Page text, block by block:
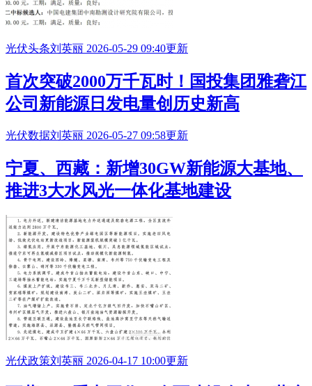
光伏头条刘英丽 2026-05-29 09:40更新
首次突破2000万千瓦时！国投集团雅砻江
公司新能源日发电量创历史新高
光伏数据刘英丽 2026-05-27 09:58更新
宁夏、西藏：新增30GW新能源大基地、
推进3大水风光一体化基地建设
光伏政策刘英丽 2026-04-17 10:00更新